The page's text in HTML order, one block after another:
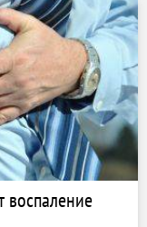
воспаление